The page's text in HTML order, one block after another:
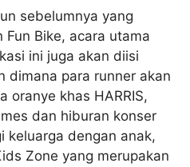
sebelumnya yang
Bike, acara utama
ini juga akan diisi
dimana para runner akan
oranye khas HARRIS,
dan hiburan konser
keluarga dengan anak,
Zone yang merupakan